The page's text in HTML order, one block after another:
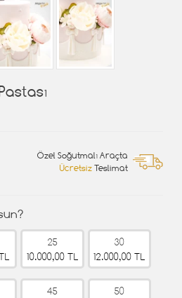
Özel Soğutmalı Araçta
Ücretsiz Teslimat
25
10.000,00 TL
30
12.000,00 TL
45
50